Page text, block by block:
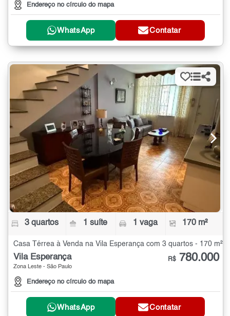
Endereço no círculo do mapa
WhatsApp Contatar
3 quartos 1 suíte 1 vaga 170 m²
Casa Térrea à Venda na Vila Esperança com 3 quartos - 170 m²
Vila Esperança
Zona Leste - São Paulo
Endereço no círculo do mapa
R$ 780.000
WhatsApp Contatar